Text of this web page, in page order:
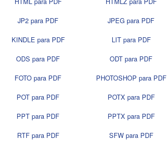
JP2 para PDF
JPEG para PDF
KINDLE para PDF
LIT para PDF
ODS para PDF
ODT para PDF
FOTO para PDF
PHOTOSHOP para PDF
POT para PDF
POTX para PDF
PPT para PDF
PPTX para PDF
RTF para PDF
SFW para PDF